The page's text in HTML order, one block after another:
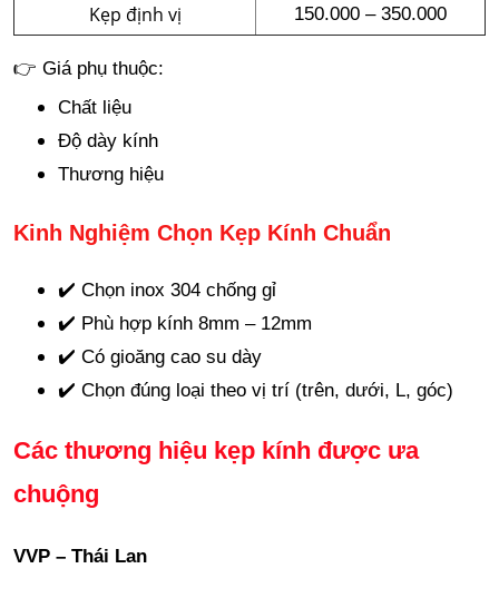
Kẹp định vị 150.000 – 350.000
👉 Giá phụ thuộc:
Chất liệu
Độ dày kính
Thương hiệu
Kinh Nghiệm Chọn Kẹp Kính Chuẩn
✔️ Chọn inox 304 chống gỉ
✔️ Phù hợp kính 8mm – 12mm
✔️ Có gioăng cao su dày
✔️ Chọn đúng loại theo vị trí (trên, dưới, L, góc)
Các thương hiệu kẹp kính được ưa
chuộng
VVP – Thái Lan